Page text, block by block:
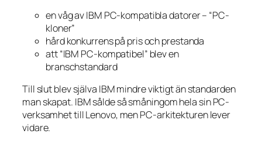
en våg av IBM PC-kompatibla datorer – “PC-
kloner”
hård konkurrens på pris och prestanda
att “IBM PC-kompatibel” blev en
branschstandard
Till slut blev själva IBM mindre viktigt än standarden
man skapat. IBM sålde så småningom hela sin PC-
verksamhet till Lenovo, men PC-arkitekturen lever
vidare.